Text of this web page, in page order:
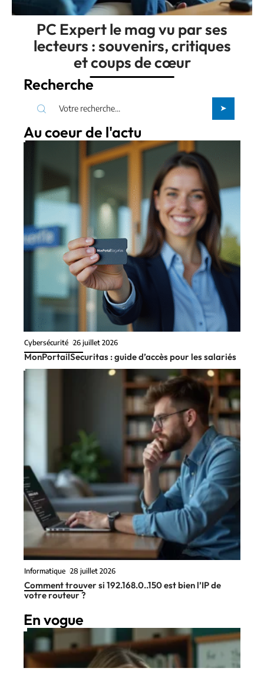
PC Expert le mag vu par ses
lecteurs : souvenirs, critiques
et coups de cœur
Recherche
Au coeur de l'actu
Cybersécurité 26 juillet 2026
MonPortailSecuritas : guide d’accès pour les salariés
Informatique 28 juillet 2026
Comment trouver si 192.168.0..150 est bien l’IP de
votre routeur ?
En vogue